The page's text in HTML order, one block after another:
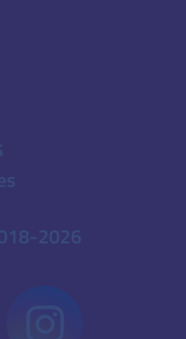
2026